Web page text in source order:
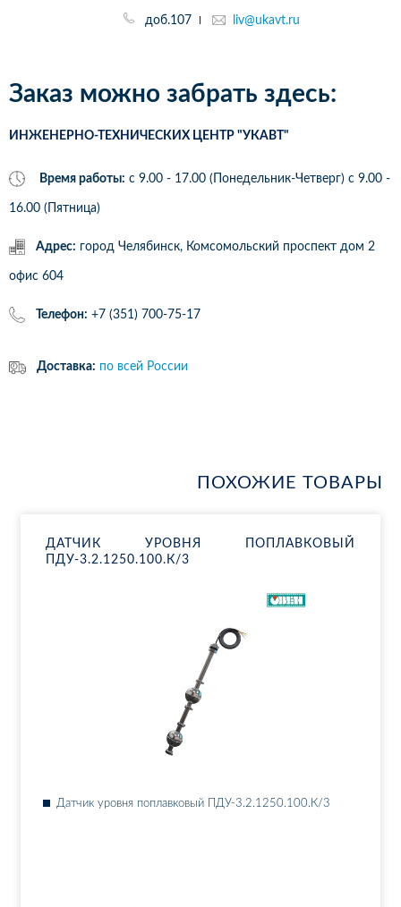
доб.107 liv@ukavt.ru
Заказ можно забрать здесь:
ИНЖЕНЕРНО-ТЕХНИЧЕСКИХ ЦЕНТР "УКАВТ"
Время работы: с 9.00 - 17.00 (Понедельник-Четверг) c 9.00 -
16.00 (Пятница)
Адрес: город Челябинск, Комсомольский проспект дом 2
офис 604
Телефон: +7 (351) 700-75-17
Доставка: по всей России
ПОХОЖИЕ ТОВАРЫ
ДАТ­ЧИК УРОВ­НЯ ПО­ПЛАВ­КО­ВЫЙ
ПДУ-3.2.1250.100.К/3
Дат­чик уров­ня по­плав­ко­вый ПДУ-3.2.1250.100.К/3